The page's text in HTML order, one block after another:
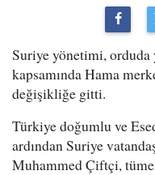
Suriye yönetimi, orduda
kapsamında Hama
değişikliğe gitti.
Türkiye doğumlu ve
ardından Suriye
Muhammed Çiftçi,